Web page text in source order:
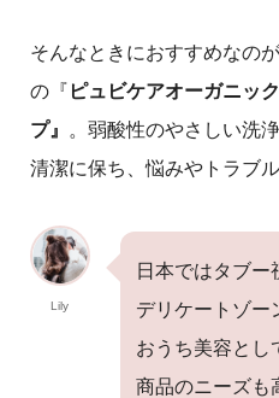
そんなときにおすすめなの
の『 ピュビケアオーガニック
プ』
。弱酸性のやさしい洗
清潔に保ち、悩みやトラブ
Lily
日本ではタブー
デリケートゾー
おうち美容とし
商品のニーズも